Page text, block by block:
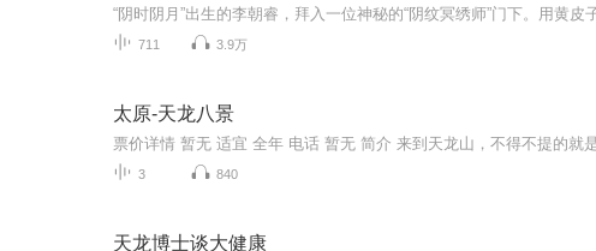
711 3.9万
太原-天龙八景
3 840
天龙博士谈大健康